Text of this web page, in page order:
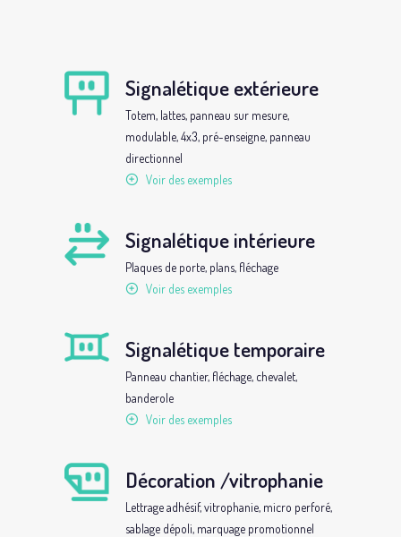
Signalétique extérieure
Totem, lattes, panneau sur mesure,
modulable, 4x3, pré-enseigne, panneau
directionnel
Voir des exemples
Signalétique intérieure
Plaques de porte, plans, fléchage
Voir des exemples
Signalétique temporaire
Panneau chantier, fléchage, chevalet,
banderole
Voir des exemples
Décoration /vitrophanie
Lettrage adhésif, vitrophanie, micro perforé,
sablage dépoli, marquage promotionnel